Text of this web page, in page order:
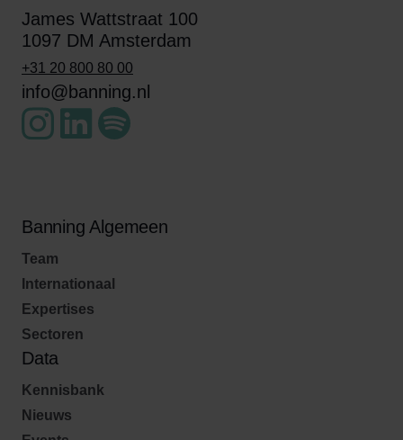
James Wattstraat 100
1097 DM Amsterdam
+31 20 800 80 00
info@banning.nl
Banning Algemeen
Team
Internationaal
Expertises
Sectoren
Data
Kennisbank
Nieuws